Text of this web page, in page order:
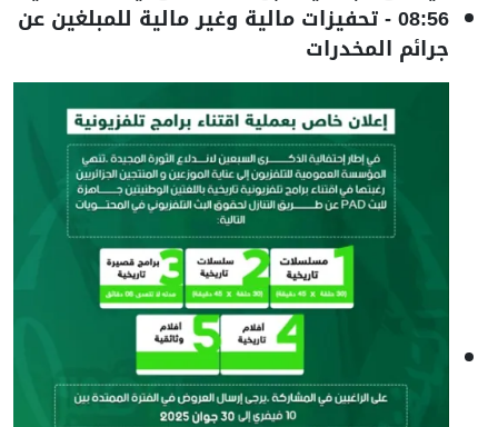
08:56
-تحفيزات مالية وغير مالية للمبلغين عن
جرائم المخدرات